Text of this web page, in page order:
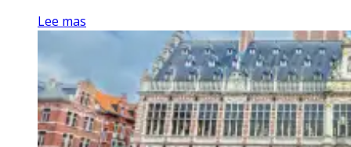
Lee mas